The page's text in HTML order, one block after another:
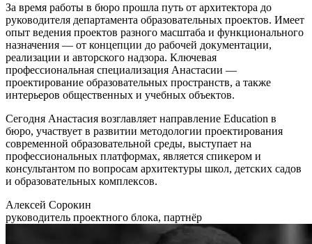
За время работы в бюро прошла путь от архитектора до
руководителя департамента образовательных проектов. Имеет
опыт ведения проектов разного масштаба и функционального
назначения — от концепции до рабочей документации,
реализации и авторского надзора. Ключевая
профессиональная специализация Анастасии —
проектирование образовательных пространств, а также
интерьеров общественных и учебных объектов.
Сегодня Анастасия возглавляет направление Education в
бюро, участвует в развитии методологии проектирования
современной образовательной среды, выступает на
профессиональных платформах, является спикером и
консультантом по вопросам архитектуры школ, детских садов
и образовательных комплексов.
Алексей Сорокин
руководитель проектного блока, партнёр